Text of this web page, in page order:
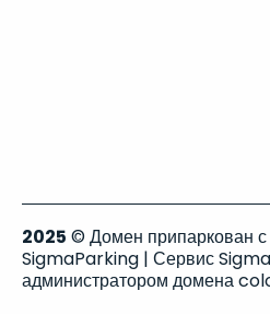
2025 © Домен припаркован
SigmaParking | Сервис
администратором домена